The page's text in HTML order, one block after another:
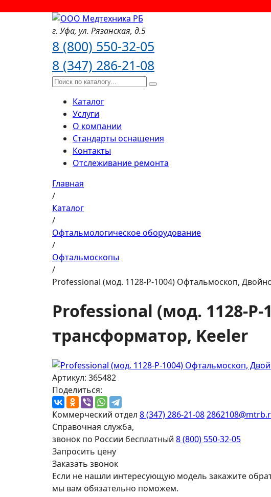
г. Уфа, ул. Рязанская, д.5
8 (800) 550-32-05
8 (347) 286-21-08
Каталог
Услуги
О компании
Стандарты оснащения
Контакты
Отслеживание ремонта
Главная
/
Каталог
/
Офтальмологическое оборудование
/
Офтальмоскопы
/
Professional (мод. 1128-P-1004) Офтальмоскоп,
Professional (мод. 1128-
трансформатор, Keeler
Артикул: 365482
Поделиться:
Коммерческий отдел 8 (347) 286-21-08
Справочная служба,
звонок по России бесплатный 8 (800) 550-32-05
Запросить цену
Заказать звонок
Если не нашли интересующую модель закажите
мы вам обязательно поможем.